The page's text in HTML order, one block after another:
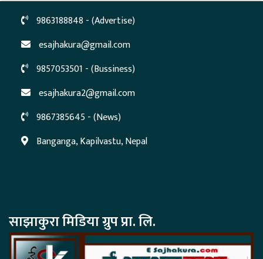
9863188848 - (Advertise)
esajhakura@gmail.com
9857053501 - (Bussiness)
esajhakura2@gmail.com
9867385645 - (News)
Banganga, Kapilvastu, Nepal
साझाकुरा मिडिया ग्रुप प्रा. लि.